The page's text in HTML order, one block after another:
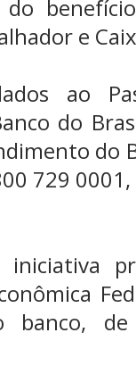
do
e
ao
do
do
729
iniciativa
banco,